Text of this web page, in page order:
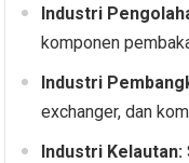
Industri
komponen
Industri
exchanger, dan
Industri Kelautan: